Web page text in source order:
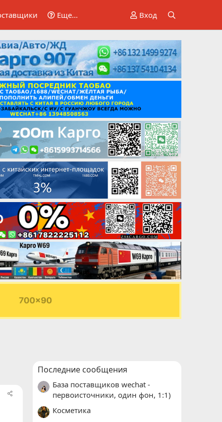
Еще... Вход
Последние сообщения
База поставщиков wechat -
первоисточники, один фон, 1:1)
Косметика